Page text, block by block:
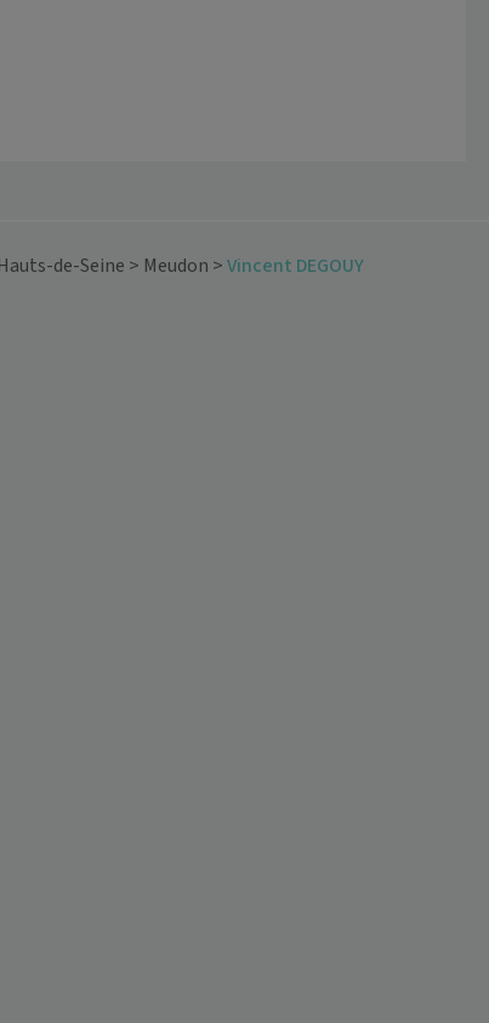
Hauts-de-Seine > Meudon >Vincent DEGOUY